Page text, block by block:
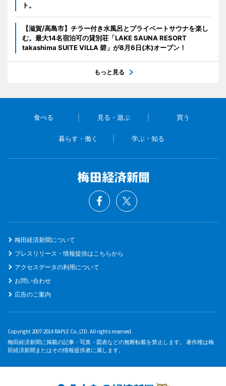
ト。
【滋賀/高島市】チラー付き水風呂とプライベートサウナを楽し
む。最大14名宿泊可の貸別荘「LAKE SAUNA RESORT
takashima SUITE VILLA 碧」が8月6日(木)オープン！
もっと見る
食べる 見る・遊ぶ 買う
暮らす・働く 学ぶ・知る
梅田経済新聞について
プレスリリース・情報提供はこちらから
アクセスデータの利用について
お問い合わせ
広告のご案内
Copyright 2007-2014 RAPLE Co.,LTD. All rights reserved.
梅田経済新聞に掲載の記事・写真・図表などの無断転載を禁止します。 著作権は梅
田経済新聞またはその情報提供者に属します。